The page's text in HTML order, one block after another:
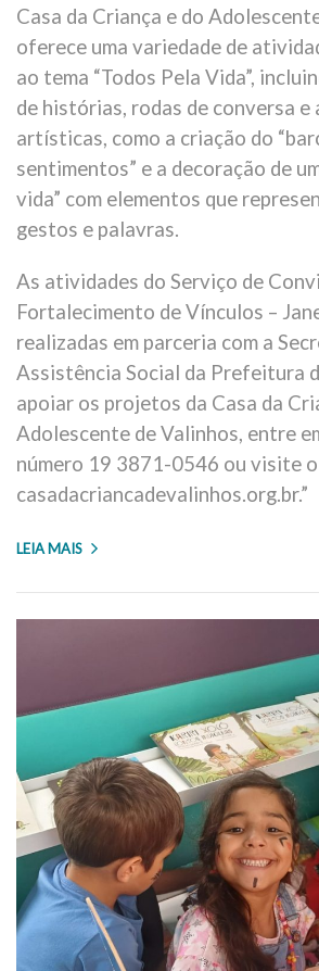
Casa da Criança e do
oferece uma variedade de
ao tema “Todos Pela Vida”,
de histórias, rodas de conversa e
artísticas, como a criação do
sentimentos” e a decoração de
vida” com elementos que
gestos e palavras.
As atividades do Serviço de
Fortalecimento de Vínculos –
realizadas em parceria com a
Assistência Social da Prefeitura
apoiar os projetos da Casa da
Adolescente de Valinhos, entre
número 19 3871-0546 ou visite
casadacriancadevalinhos.org.br.”
LEIA MAIS